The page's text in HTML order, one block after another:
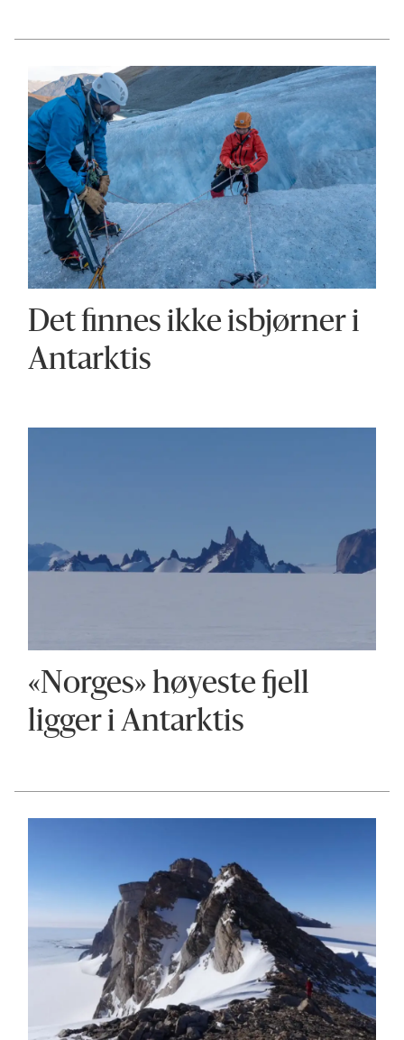
Det finnes ikke isbjørner i
Antarktis
«Norges» høyeste fjell
ligger i Antarktis